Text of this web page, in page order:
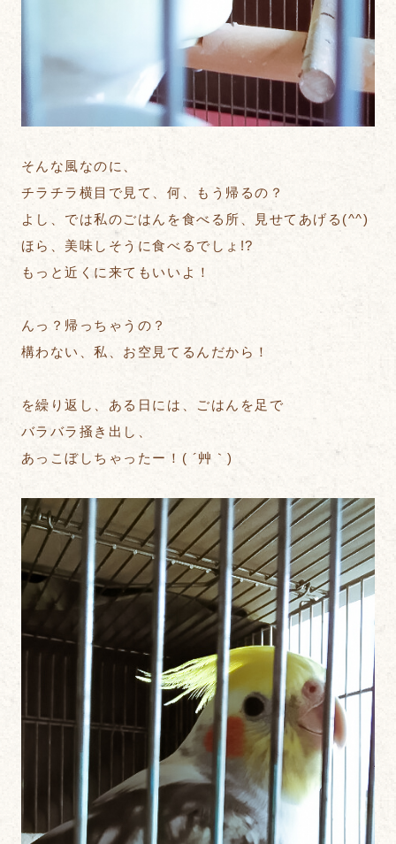
そんな風なのに、
チラチラ横目で見て、何、もう帰るの？
よし、では私のごはんを食べる所、見せてあげる(^^)
ほら、美味しそうに食べるでしょ!?
もっと近くに来てもいいよ！
んっ？帰っちゃうの？
構わない、私、お空見てるんだから！
を繰り返し、ある日には、ごはんを足で
バラバラ掻き出し、
あっこぼしちゃったー！( ´艸｀)